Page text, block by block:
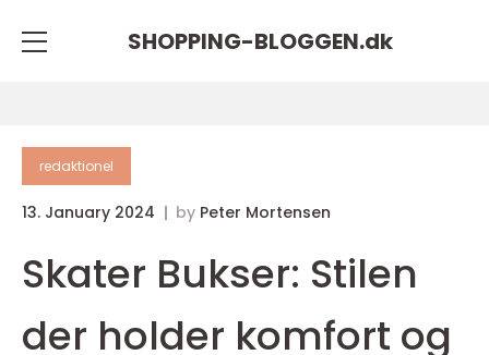
SHOPPING-BLOGGEN.dk
redaktionel
13. January 2024 by Peter Mortensen
Skater Bukser: Stilen
der holder komfort og